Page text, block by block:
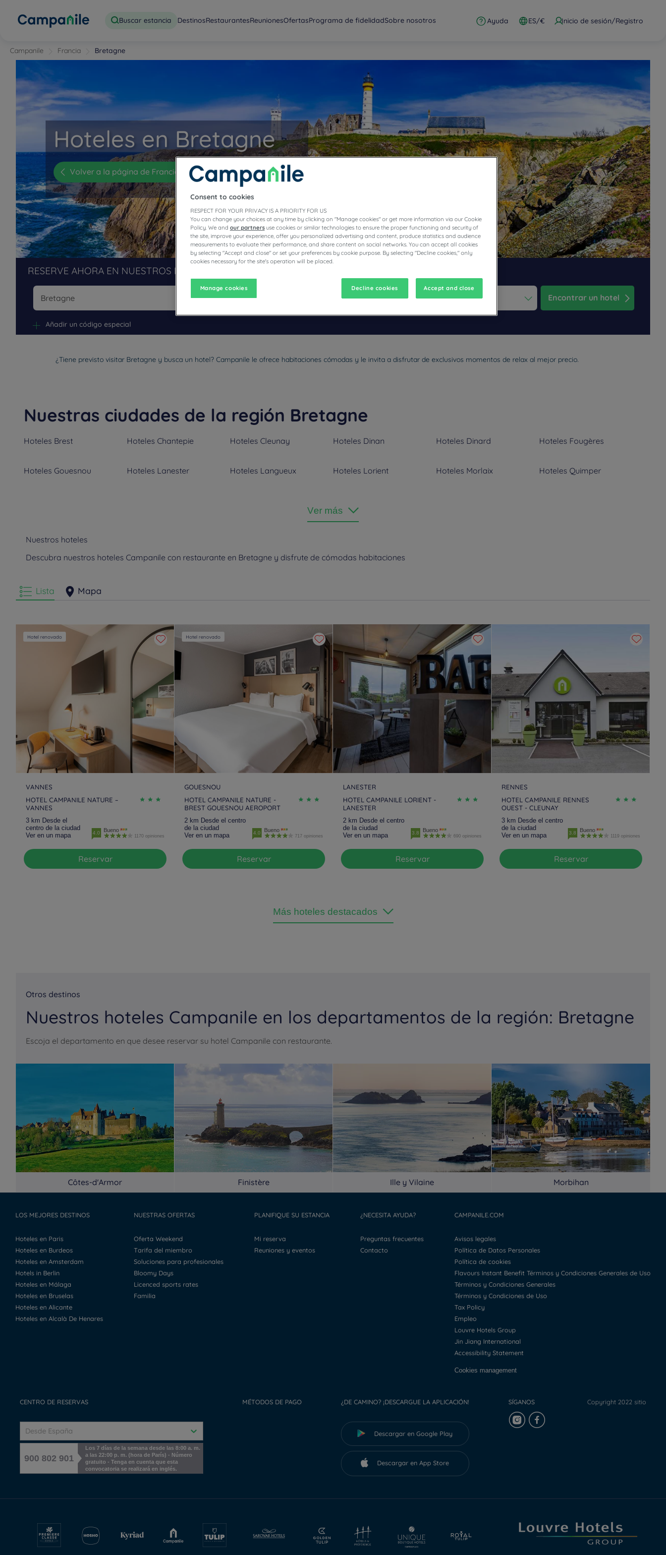
Buscar estancia DestinosRestaurantesReunionesOfertasPrograma de fidelidadSobre nosotros Ayuda ES/€ Inicio de sesión/Registro
Campanile Francia Bretagne
Hoteles en Bretagne
Volver a la página de Francia
RESERVE AHORA EN NUESTROS HOTELES CAMPANILE
Navigate forward to interact with the calendar and select a date. Press the question mark key to get the keyboard shortcuts for
Navigate backward to interact with the calendar and select a date. Press the question mark key to get the
Encontrar un hotel
Añadir un código especial
¿Tiene previsto visitar Bretagne y busca un hotel? Campanile le ofrece habitaciones cómodas y le invita a disfrutar de exclusivos momentos de relax al mejor precio.
Nuestras ciudades de la región Bretagne
Hoteles Brest Hoteles Chantepie Hoteles Cleunay Hoteles Dinan Hoteles Dinard Hoteles Fougères
Hoteles Gouesnou Hoteles Lanester Hoteles Langueux Hoteles Lorient Hoteles Morlaix Hoteles Quimper
Ver más
Nuestros hoteles
Descubra nuestros hoteles Campanile con restaurante en Bretagne y disfrute de cómodas habitaciones
Lista Mapa
Hotel renovado
VANNES
HOTEL CAMPANILE NATURE –
VANNES
3 km Desde el
centro de la ciudad
Ver en un mapa
4.0 Bueno
1170 opiniones
Reservar
Hotel renovado
GOUESNOU
HOTEL CAMPANILE NATURE -
BREST GOUESNOU AEROPORT
2 km Desde el centro
de la ciudad
Ver en un mapa
4.0 Bueno
717 opiniones
Reservar
LANESTER
HOTEL CAMPANILE LORIENT -
LANESTER
2 km Desde el centro
de la ciudad
Ver en un mapa
3.8 Bueno
690 opiniones
Reservar
RENNES
HOTEL CAMPANILE RENNES
OUEST - CLEUNAY
3 km Desde el centro
de la ciudad
Ver en un mapa
3.8 Bueno
1119 opiniones
Reservar
Más hoteles destacados
Otros destinos
Nuestros hoteles Campanile en los departamentos de la región: Bretagne
Escoja el departamento en que desee reservar su hotel Campanile con restaurante.
Côtes-d'Armor Finistère Ille y Vilaine Morbihan
LOS MEJORES DESTINOS
Hoteles en Paris
Hoteles en Burdeos
Hoteles en Amsterdam
Hotels in Berlin
Hoteles en Málaga
Hoteles en Bruselas
Hoteles en Alicante
Hoteles en Alcalà De Henares
NUESTRAS OFERTAS
Oferta Weekend
Tarifa del miembro
Soluciones para profesionales
Bloomy Days
Licenced sports rates
Familia
PLANIFIQUE SU ESTANCIA
Mi reserva
Reuniones y eventos
¿NECESITA AYUDA?
Preguntas frecuentes
Contacto
CAMPANILE.COM
Avisos legales
Política de Datos Personales
Política de cookies
Flavours Instant Benefit Términos y Condiciones Generales de Uso
Términos y Condiciones Generales
Términos y Condiciones de Uso
Tax Policy
Empleo
Louvre Hotels Group
Jin Jiang International
Accessibility Statement
Cookies management
CENTRO DE RESERVAS
Desde España
900 802 901
Los 7 días de la semana desde las 8:00 a. m.
a las 22:00 p. m. (hora de París) - Número
gratuito - Tenga en cuenta que esta
convocatoria se realizará en inglés.
MÉTODOS DE PAGO ¿DE CAMINO? ¡DESCARGUE LA APLICACIÓN!
Descargar en Google Play
Descargar en App Store
SÍGANOS Copyright 2022 sitio
Consent to cookies
RESPECT FOR YOUR PRIVACY IS A PRIORITY FOR US
You can change your choices at any time by clicking on "Manage cookies" or get more information via our Cookie
Policy. We and our partners use cookies or similar technologies to ensure the proper functioning and security of
the site, improve your experience, offer you personalized advertising and content, produce statistics and audience
measurements to evaluate their performance, and share content on social networks. You can accept all cookies
by selecting "Accept and close" or set your preferences by cookie purpose. By selecting "Decline cookies," only
cookies necessary for the site's operation will be placed.
Manage cookies Decline cookies Accept and close